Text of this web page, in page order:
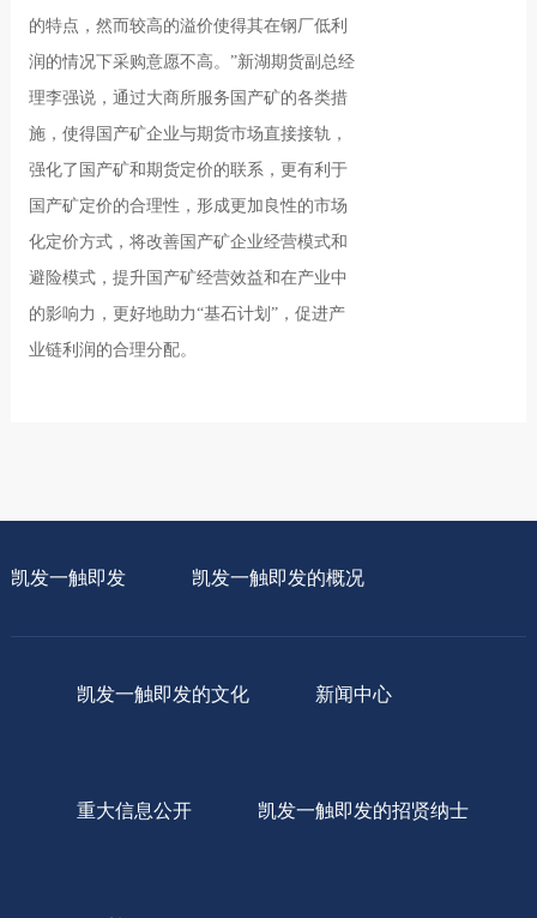
的特点，然而较高的溢价使得其在钢厂低利
润的情况下采购意愿不高。”新湖期货副总经
理李强说，通过大商所服务国产矿的各类措
施，使得国产矿企业与期货市场直接接轨，
强化了国产矿和期货定价的联系，更有利于
国产矿定价的合理性，形成更加良性的市场
化定价方式，将改善国产矿企业经营模式和
避险模式，提升国产矿经营效益和在产业中
的影响力，更好地助力“基石计划”，促进产
业链利润的合理分配。
凯发一触即发 凯发一触即发的概况
凯发一触即发的文化 新闻中心
重大信息公开 凯发一触即发的招贤纳士